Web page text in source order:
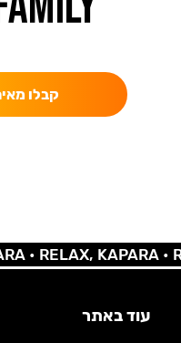
קבלו
•RELAX, KAPARA •
עוד באתר